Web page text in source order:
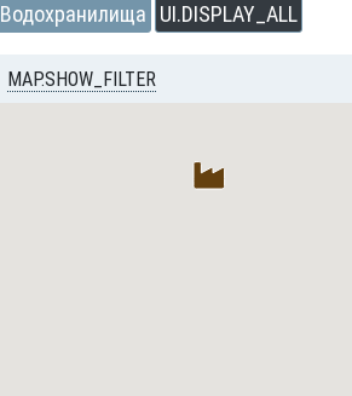
Водохранилища UI.DISPLAY_ALL
MAP.SHOW_FILTER